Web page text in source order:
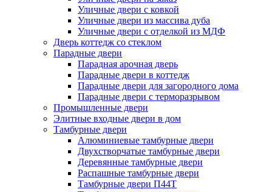
Уличные двери с ковкой
Уличные двери из массива дуба
Уличные двери с отделкой из МДФ
Дверь коттедж со стеклом
Парадные двери
Парадная арочная дверь
Парадные двери в коттедж
Парадные двери для загородного дома
Парадные двери с терморазрывом
Промышленные двери
Элитные входные двери в дом
Тамбурные двери
Алюминиевые тамбурные двери
Двухстворчатые тамбурные двери
Деревянные тамбурные двери
Распашные тамбурные двери
Тамбурные двери П44Т